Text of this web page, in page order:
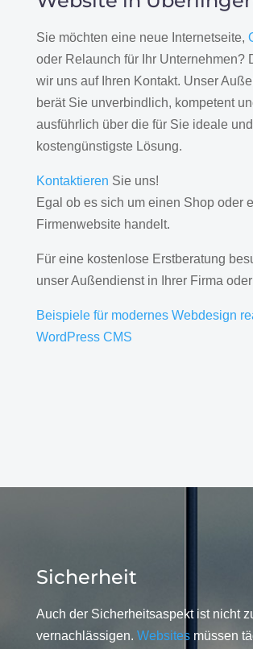
Sie möchten eine neue Internetseite,
oder Relaunch für Ihr Unternehmen?
wir uns auf Ihren Kontakt. Unser
berät Sie unverbindlich, kompetent
ausführlich über die für Sie ideale und
kostengünstigste Lösung.
Kontaktieren Sie uns!
Egal ob es sich um einen Shop oder
Firmenwebsite handelt.
Für eine kostenlose Erstberatung
unser Außendienst in Ihrer Firma
Beispiele für modernes Webdesign
WordPress CMS
Sicherheit
Auch der Sicherheitsaspekt ist nicht
vernachlässigen. Websitesmüssen